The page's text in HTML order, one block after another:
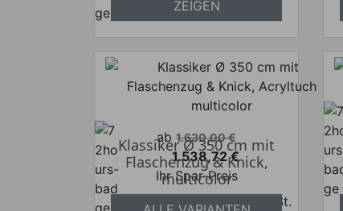
ZEIGEN
Verkaufspreis
ab 1.630,00 €
Preis
1.538,72 €
Ihr Spar-Preis
Preise inkl. ges. MwSt.
Klassiker Ø 350 cm mit
Flaschenzug & Knick,
multicolor